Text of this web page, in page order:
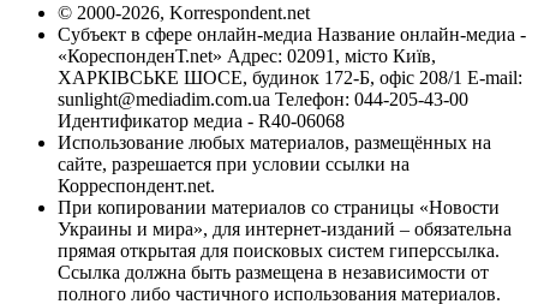
© 2000-2026, Korrespondent.net
Субъект в сфере онлайн-медиа Название онлайн-медиа -
«КореспонденТ.net» Адрес: 02091, місто Київ,
ХАРКІВСЬКЕ ШОСЕ, будинок 172-Б, офіс 208/1 E-mail:
sunlight@mediadim.com.ua Телефон: 044-205-43-00
Идентификатор медиа - R40-06068
Использование любых материалов, размещённых на
сайте, разрешается при условии ссылки на
Корреспондент.net.
При копировании материалов со страницы «Новости
Украины и мира», для интернет-изданий – обязательна
прямая открытая для поисковых систем гиперссылка.
Ссылка должна быть размещена в независимости от
полного либо частичного использования материалов.